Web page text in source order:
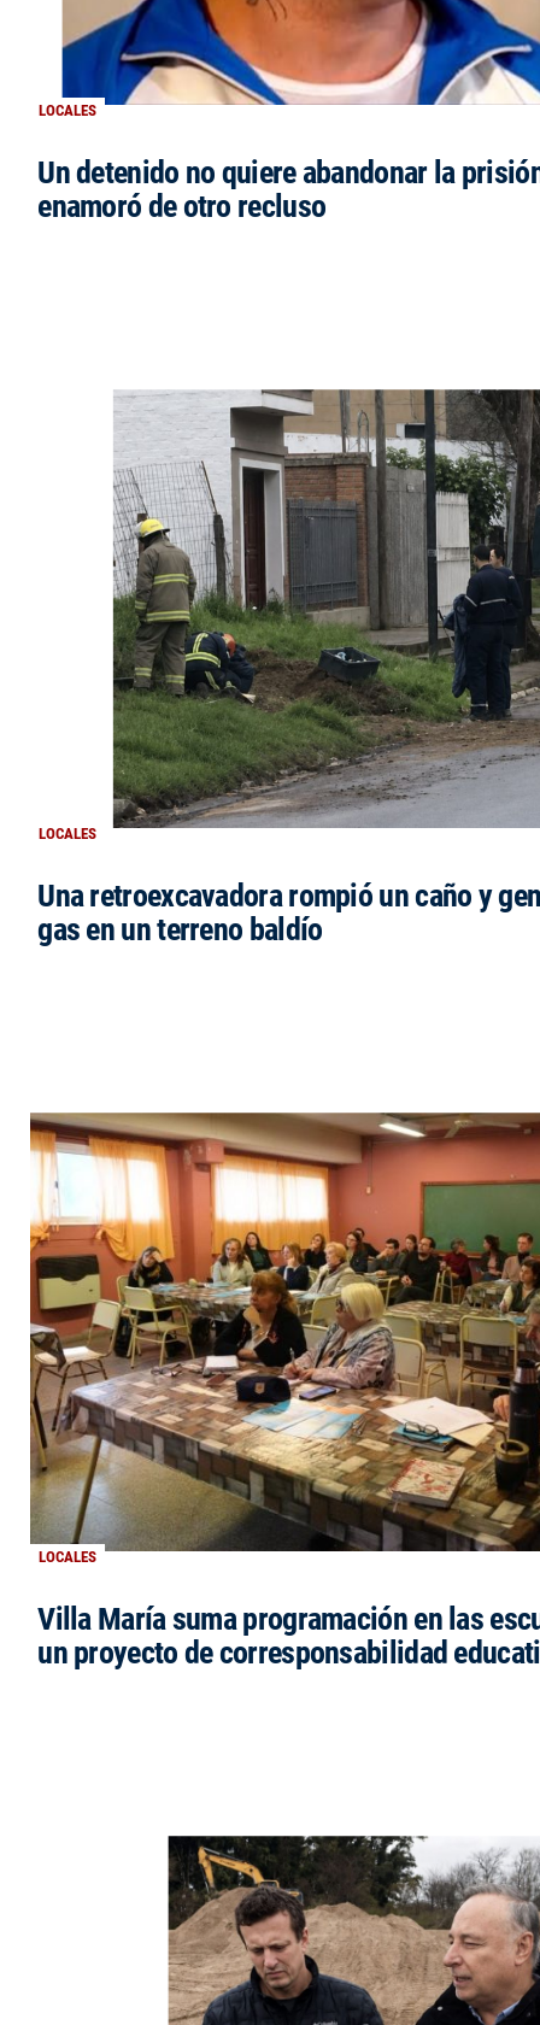
LOCALES
Un detenido no quiere abandonar la
enamoró de otro recluso
LOCALES
Una retroexcavadora rompió un caño y
gas en un terreno baldío
LOCALES
Villa María suma programación en las
un proyecto de corresponsabilidad